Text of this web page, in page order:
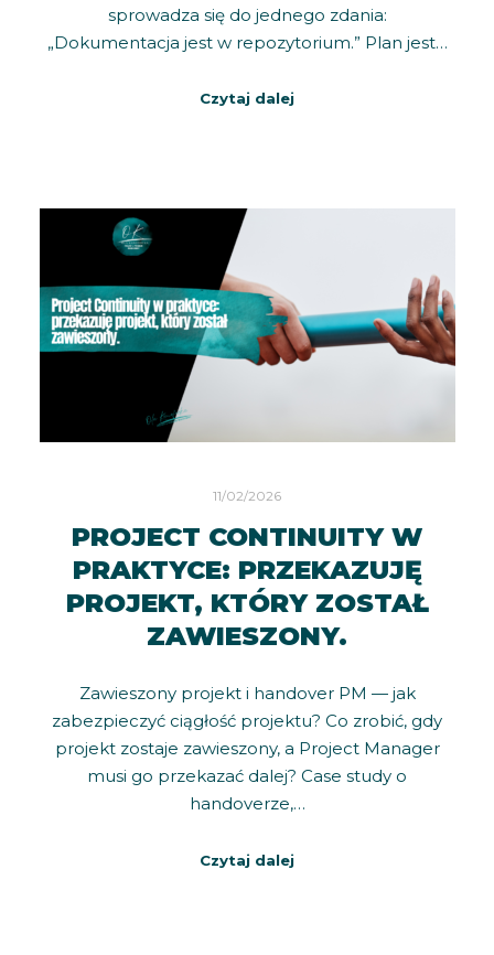
sprowadza się do jednego zdania:
„Dokumentacja jest w repozytorium.” Plan jest…
Czytaj dalej
11/02/2026
PROJECT CONTINUITY W
PRAKTYCE: PRZEKAZUJĘ
PROJEKT, KTÓRY ZOSTAŁ
ZAWIESZONY.
Zawieszony projekt i handover PM — jak
zabezpieczyć ciągłość projektu? Co zrobić, gdy
projekt zostaje zawieszony, a Project Manager
musi go przekazać dalej? Case study o
handoverze,…
Czytaj dalej